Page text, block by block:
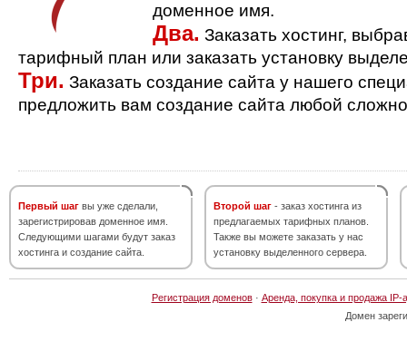
доменное имя.
Два. Заказать хостинг,
тарифный план или заказать установку
Три. Заказать создание сайта у нашего
предложить вам создание сайта любой
Первый шаг вы уже сделали,
зарегистрировав доменное имя.
Следующими шагами будут заказ
хостинга и создание сайта.
Второй шаг - заказ хостинга из
предлагаемых тарифных планов.
Также вы можете заказать у нас
установку выделенного сервера.
Регистрация доменов· Аренда, покупка и продажа IP-
Домен